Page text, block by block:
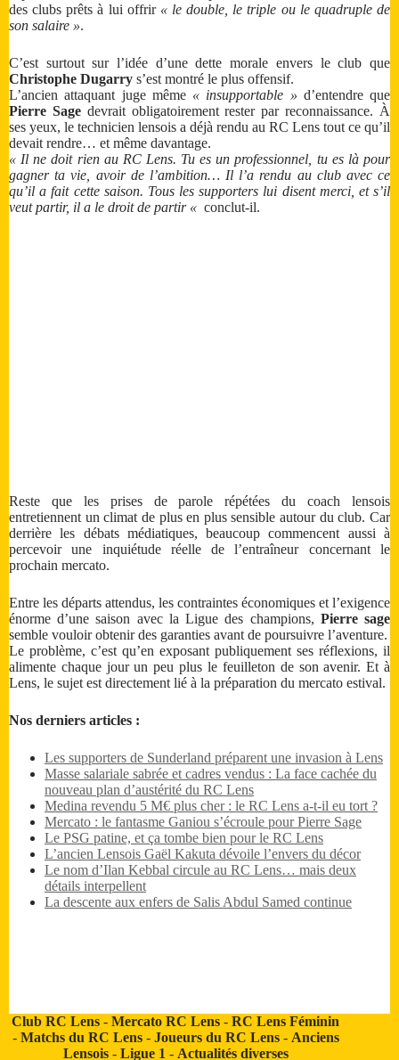
des clubs prêts à lui offrir « le double, le triple ou le quadruple de
son salaire ».
C’est surtout sur l’idée d’une dette morale envers le club que
Christophe Dugarry s’est montré le plus offensif.
L’ancien attaquant juge même « insupportable » d’entendre que
Pierre Sagedevrait obligatoirement rester par reconnaissance. À
ses yeux, le technicien lensois a déjà rendu au RC Lens tout ce qu’il
devait rendre… et même davantage.
« Il ne doit rien au RC Lens. Tu es un professionnel, tu es là pour
gagner ta vie, avoir de l’ambition… Il l’a rendu au club avec ce
qu’il a fait cette saison. Tous les supporters lui disent merci, et s’il
veut partir, il a le droit de partir « conclut-il.
Reste que les prises de parole répétées du coach lensois
entretiennent un climat de plus en plus sensible autour du club. Car
derrière les débats médiatiques, beaucoup commencent aussi à
percevoir une inquiétude réelle de l’entraîneur concernant le
prochain mercato.
Entre les départs attendus, les contraintes économiques et l’exigence
énorme d’une saison avec la Ligue des champions, Pierre sage
semble vouloir obtenir des garanties avant de poursuivre l’aventure.
Le problème, c’est qu’en exposant publiquement ses réflexions, il
alimente chaque jour un peu plus le feuilleton de son avenir. Et à
Lens, le sujet est directement lié à la préparation du mercato estival.
Nos derniers articles :
Les supporters de Sunderland préparent une invasion à Lens
Masse salariale sabrée et cadres vendus : La face cachée du
nouveau plan d’austérité du RC Lens
Medina revendu 5 M€ plus cher : le RC Lens a-t-il eu tort ?
Mercato : le fantasme Ganiou s’écroule pour Pierre Sage
Le PSG patine, et ça tombe bien pour le RC Lens
L’ancien Lensois Gaël Kakuta dévoile l’envers du décor
Le nom d’Ilan Kebbal circule au RC Lens… mais deux
détails interpellent
La descente aux enfers de Salis Abdul Samed continue
Club RC Lens -Mercato RC Lens -RC Lens Féminin
- Matchs du RC Lens- Joueurs du RC Lens- Anciens
Lensois- Ligue 1 - Actualités diverses